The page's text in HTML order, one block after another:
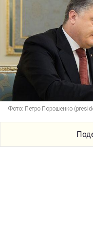
Фото: Петро Порошенко